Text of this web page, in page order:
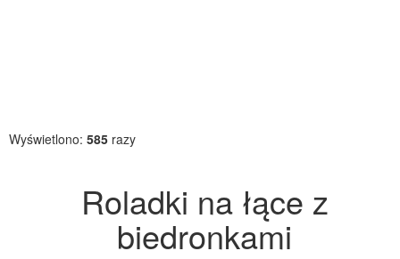
Wyświetlono: 585 razy
Roladki na łące z
biedronkami